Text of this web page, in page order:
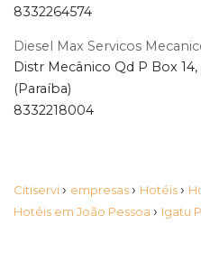
8332264574
Diesel Max Servicos
Distr Mecânico Qd P Box
(Paraíba)
8332218004
Citiservi › empresas › Hotéis ›
Hotéis em João Pessoa › Igatu